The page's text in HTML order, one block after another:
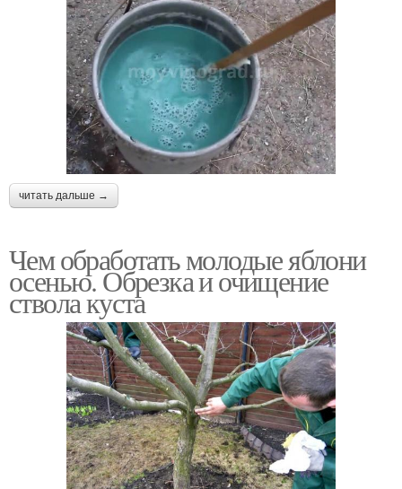
читать дальше →
Чем обработать молодые яблони
осенью. Обрезка и очищение
ствола куста